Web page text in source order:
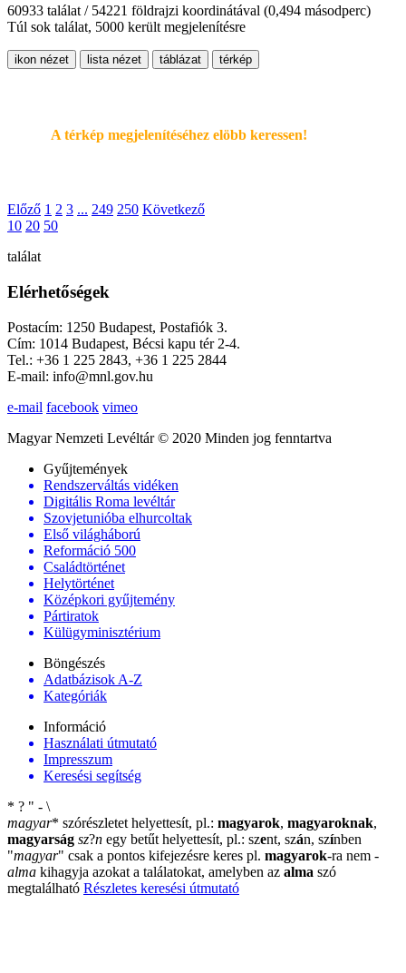
60933 találat / 54221 földrajzi koordinátával (0,494 másodperc)
Túl sok találat, 5000 került megjelenítésre
ikon nézet lista nézet táblázat térkép
A térkép megjelenítéséhez elöbb keressen!
Előző 1 2 3 ... 249 250 Következő
10 20 50
találat
Elérhetőségek
Postacím: 1250 Budapest, Postafiók 3.
Cím: 1014 Budapest, Bécsi kapu tér 2-4.
Tel.: +36 1 225 2843, +36 1 225 2844
E-mail: info@mnl.gov.hu
e-mail facebook vimeo
Magyar Nemzeti Levéltár © 2020 Minden jog fenntartva
Gyűjtemények
Rendszerváltás vidéken
Digitális Roma levéltár
Szovjetunióba elhurcoltak
Első világháború
Reformáció 500
Családtörténet
Helytörténet
Középkori gyűjtemény
Pártiratok
Külügyminisztérium
Böngészés
Adatbázisok A-Z
Kategóriák
Információ
Használati útmutató
Impresszum
Keresési segítség
* ? " - \
magyar* szórészletet helyettesít, pl.: magyarok, magyaroknak,
magyarság sz?n egy betűt helyettesít, pl.: szent, szán, színben
"magyar" csak a pontos kifejezésre keres pl. magyarok-ra nem -
alma kihagyja azokat a találatokat, amelyben az alma szó
megtalálható Részletes keresési útmutató